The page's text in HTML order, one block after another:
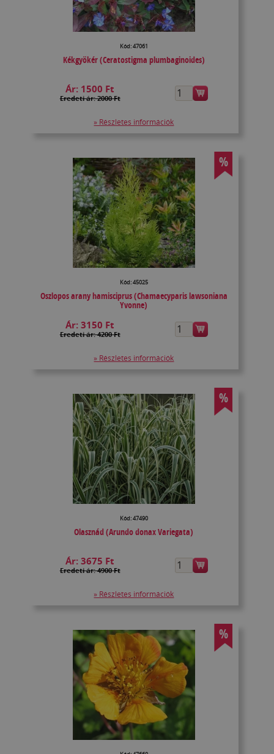
Kód: 47061
Kékgyökér (Ceratostigma plumbaginoides)
Ár: 1500 Ft
Eredeti ár: 2000 Ft
» Részletes információk
%
Kód: 45025
Oszlopos arany hamisciprus (Chamaecyparis lawsoniana
Yvonne)
Ár:3150 Ft
Eredeti ár: 4200 Ft
» Részletes információk
%
Kód: 47490
Olasznád (Arundo donax Variegata)
Ár:3675 Ft
Eredeti ár: 4900 Ft
» Részletes információk
%